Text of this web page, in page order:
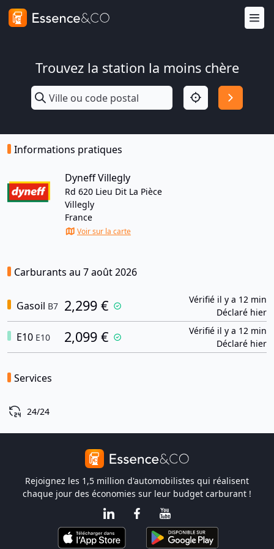
Trouvez la station la moins chère
Informations pratiques
Dyneff Villegly
Rd 620 Lieu Dit La Pièce
Villegly
France
Voir sur la carte
Carburants au 7 août 2026
Gasoil B7 2,299 €
Vérifié il y a 12 min
Déclaré hier
E10 E10 2,099 €
Vérifié il y a 12 min
Déclaré hier
Services
24/24
Rejoignez les 1,5 million d'automobilistes qui réalisent
chaque jour des économies sur leur budget carburant !